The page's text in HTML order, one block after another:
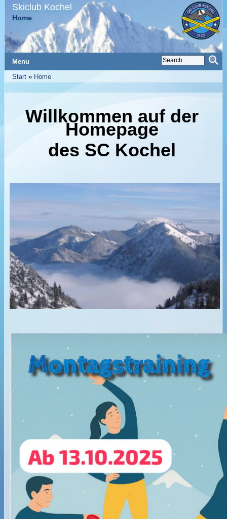
Skiclub Kochel
Home
Menu
Start» Home
Willkommen auf der
Homepage
des SC Kochel